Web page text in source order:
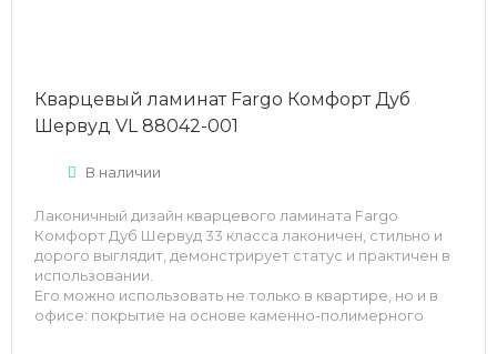
Кварцевый ламинат Fargo Комфорт Дуб
Шервуд VL 88042-001
В наличии
Лаконичный дизайн кварцевого ламината Fargo
Комфорт Дуб Шервуд 33 класса лаконичен, стильно и
дорого выглядит, демонстрирует статус и практичен в
использовании.
Его можно использовать не только в квартире, но и в
офисе: покрытие на основе каменно-полимерного